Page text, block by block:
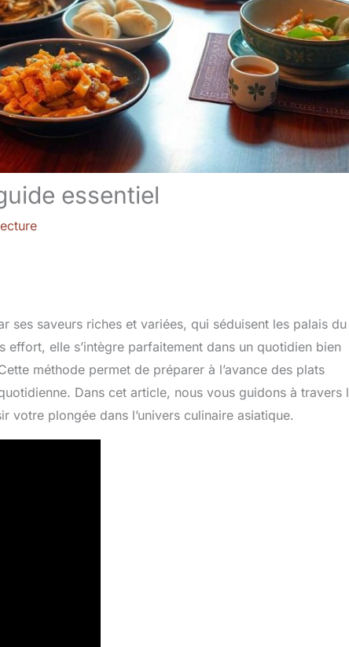
essentiel
ses saveurs riches et variées, qui séduisent les palais du
elle s’intègre parfaitement dans un quotidien bien
méthode permet de préparer à l’avance des plats
Dans cet article, nous vous guidons à travers
votre plongée dans l’univers culinaire asiatique.